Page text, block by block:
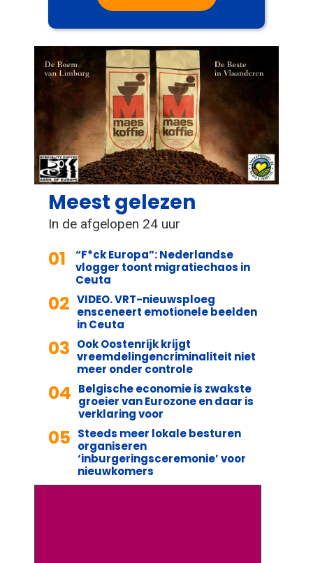
Meest gelezen
In de afgelopen 24 uur
01
“F*ck Europa”: Nederlandse
vlogger toont migratiechaos in
Ceuta
02 VIDEO. VRT-nieuwsploeg
ensceneert emotionele beelden
in Ceuta
03 Ook Oostenrijk krijgt
vreemdelingencriminaliteit niet
meer onder controle
04 Belgische economie is zwakste
groeier van Eurozone en daar is
verklaring voor
05 Steeds meer lokale besturen
organiseren
‘inburgeringsceremonie’ voor
nieuwkomers